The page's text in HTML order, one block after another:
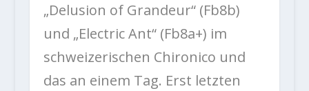
„Delusion of Grandeur“ (Fb8b)
und „Electric Ant“ (Fb8a+) im
schweizerischen Chironico und
das an einem Tag. Erst letzten